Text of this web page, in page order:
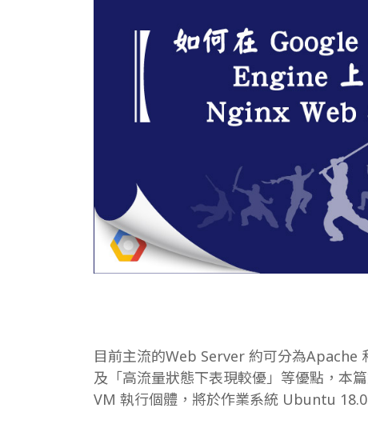
目前主流的Web Server 約可分為
及「高流量狀態下表現較優」等優點，本
VM 執行個體，將於作業系統 Ubuntu